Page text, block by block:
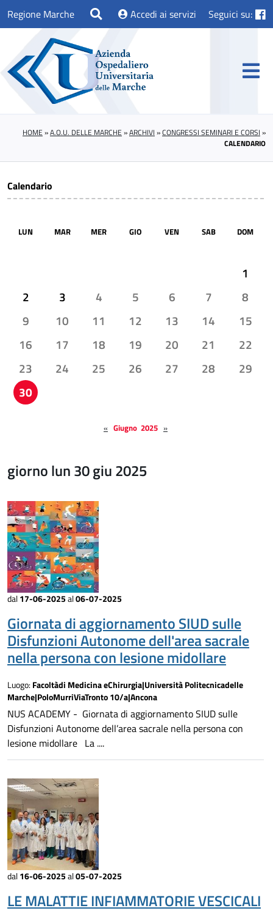
Regione Marche Accedi ai servizi Seguici su:
HOME »A.O.U. DELLE MARCHE »ARCHIVI »CONGRESSI SEMINARI E CORSI »
CALENDARIO
Calendario
LUN MAR MER GIO VEN SAB DOM
1
2
3 4 5 6 7
8
9
10 11 12 13 14
15
16
17 18 19 20 21
22
23
24 25 26 27 28
29
30
« Giugno 2025 »
giorno lun 30 giu 2025
dal 17-06-2025 al06-07-2025
Giornata di aggiornamento SIUD sulle
Disfunzioni Autonome dell'area sacrale
nella persona con lesione midollare
Luogo: Facoltàdi Medicina eChirurgia|Università Politecnicadelle
Marche|PoloMurriViaTronto 10/a|Ancona
NUS ACADEMY - Giornata di aggiornamento SIUD sulle
Disfunzioni Autonome dell’area sacrale nella persona con
lesione midollare La ....
dal 16-06-2025 al05-07-2025
LE MALATTIE INFIAMMATORIE VESCICALI